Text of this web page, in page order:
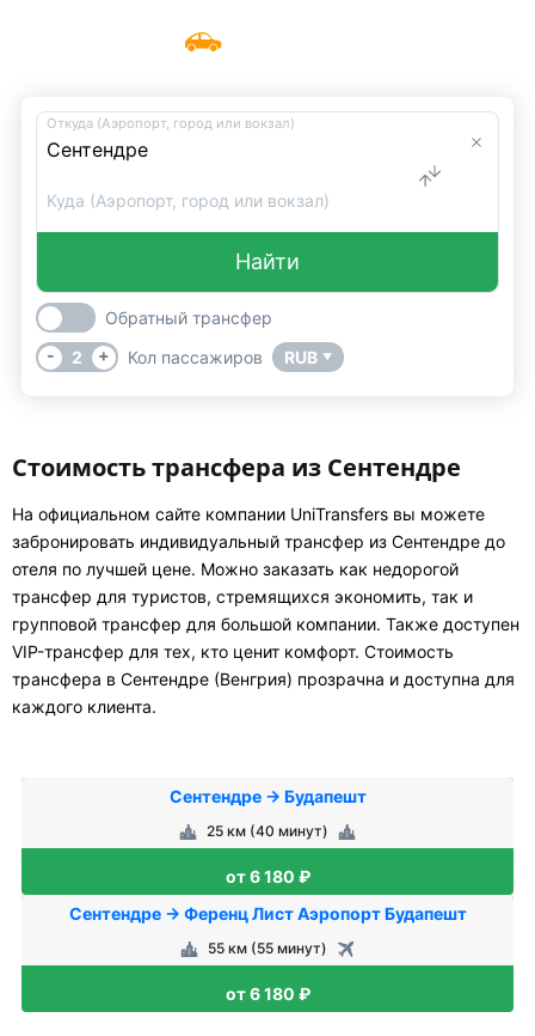
Такси Сентендре
Откуда (Аэропорт, город или вокзал)
Куда (Аэропорт, город или вокзал)
Найти
Обратный трансфер
-
2 + Кол пассажиров RUB ▼
Стоимость трансфера из Сентендре
На официальном сайте компании UniTransfers вы можете
забронировать индивидуальный трансфер из Сентендре до
отеля по лучшей цене. Можно заказать как недорогой
трансфер для туристов, стремящихся экономить, так и
групповой трансфер для большой компании. Также доступен
VIP-трансфер для тех, кто ценит комфорт. Стоимость
трансфера в Сентендре (Венгрия) прозрачна и доступна для
каждого клиента.
Сентендре → Будапешт
25 км (40 минут)
от 6 180 ₽
Сентендре → Ференц Лист Аэропорт Будапешт
55 км (55 минут)
от 6 180 ₽